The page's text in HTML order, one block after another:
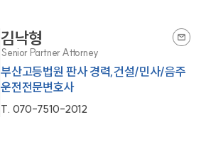
김낙형
Senior Partner Attorney
부산고등법원 판사 경력,건설/민사/음주
운전전문변호사
T. 070-7510-2012